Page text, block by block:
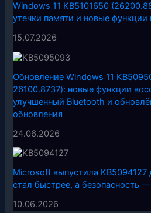
Windows 11 KB5101650
утечки памяти и новые функции
15.07.2026
Обновление Windows 11
26100.8737): новые функции
улучшенный Bluetooth и
обновления
24.06.2026
Microsoft выпустила KB5094127
стал быстрее, а безопасность
10.06.2026